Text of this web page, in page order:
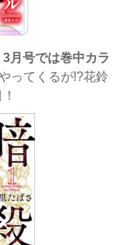
月号では巻中カラ
ってくるが!?花鈴